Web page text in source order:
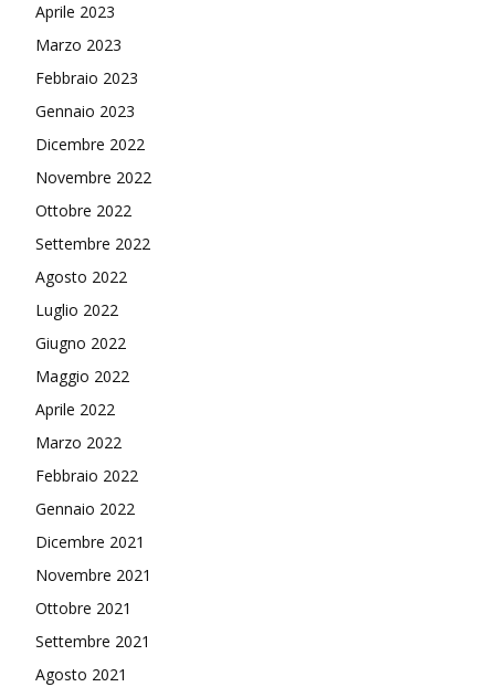
Aprile 2023
Marzo 2023
Febbraio 2023
Gennaio 2023
Dicembre 2022
Novembre 2022
Ottobre 2022
Settembre 2022
Agosto 2022
Luglio 2022
Giugno 2022
Maggio 2022
Aprile 2022
Marzo 2022
Febbraio 2022
Gennaio 2022
Dicembre 2021
Novembre 2021
Ottobre 2021
Settembre 2021
Agosto 2021